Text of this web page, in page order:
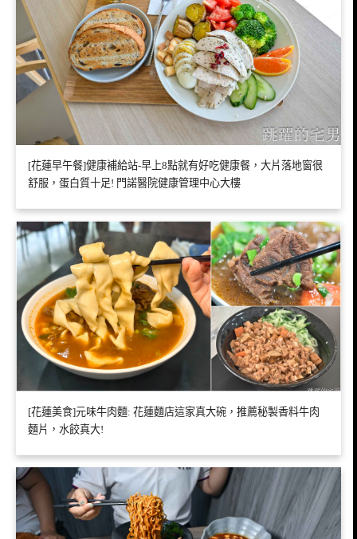
[花蓮早午餐]健康補給站-早上8點就有好吃健康餐，大片落地窗很
舒服，蛋白質十足! 門諾醫院健康管理中心大樓
[花蓮美食]元味牛肉麵: 花蓮麵店這家真大碗，推薦秘製香料牛肉
麵片，水餃真大!